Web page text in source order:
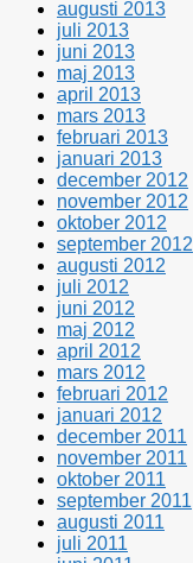
augusti 2013
juli 2013
juni 2013
maj 2013
april 2013
mars 2013
februari 2013
januari 2013
december 2012
november 2012
oktober 2012
september 2012
augusti 2012
juli 2012
juni 2012
maj 2012
april 2012
mars 2012
februari 2012
januari 2012
december 2011
november 2011
oktober 2011
september 2011
augusti 2011
juli 2011